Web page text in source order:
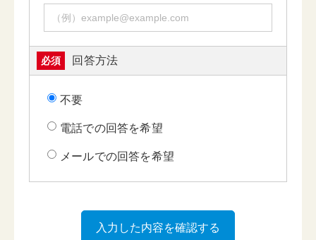
必須 回答方法
不要
電話での回答を希望
メールでの回答を希望